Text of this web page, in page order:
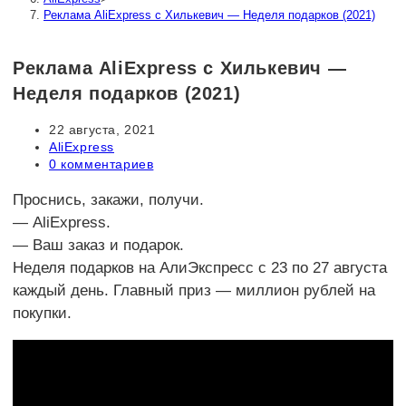
Реклама AliExpress с Хилькевич — Неделя подарков (2021)
Реклама AliExpress с Хилькевич —
Неделя подарков (2021)
Запись
опубликована:
22 августа, 2021
Рубрика
записи:
AliExpress
Комментарии
записи:
0 комментариев
Проснись, закажи, получи.
— AliExpress.
— Ваш заказ и подарок.
Неделя подарков на АлиЭкспресс с 23 по 27 августа
каждый день. Главный приз — миллион рублей на
покупки.